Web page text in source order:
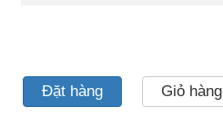
Đặt hàng Giỏ hàng